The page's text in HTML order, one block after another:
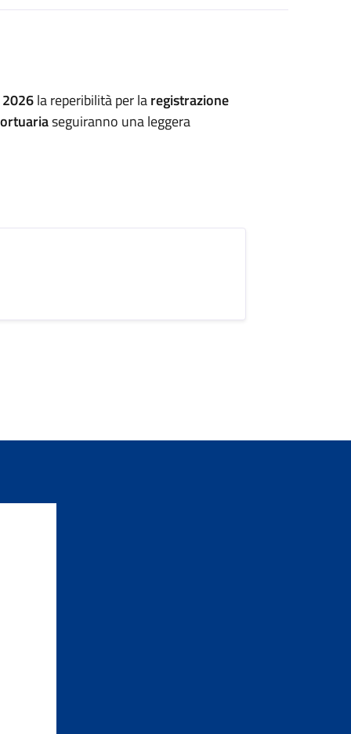
la reperibilità per laregistrazione
seguiranno una leggera